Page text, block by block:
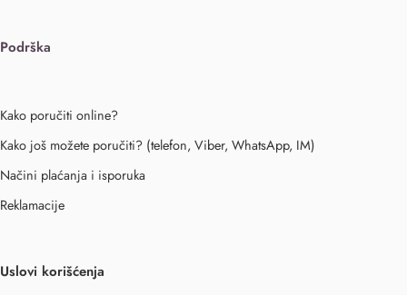
Podrška
Kako poručiti online?
Kako još možete poručiti? (telefon, Viber, WhatsApp, IM)
Načini plaćanja i isporuka
Reklamacije
Uslovi korišćenja